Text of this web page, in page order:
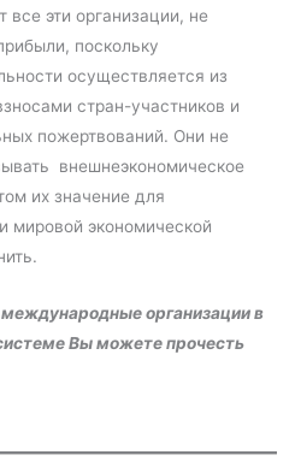
эти организации, не
поскольку
осуществляется из
стран-участников и
пожертвований. Они не
внешнеэкономическое
их значение для
мировой экономической
организации в
Вы можете прочесть